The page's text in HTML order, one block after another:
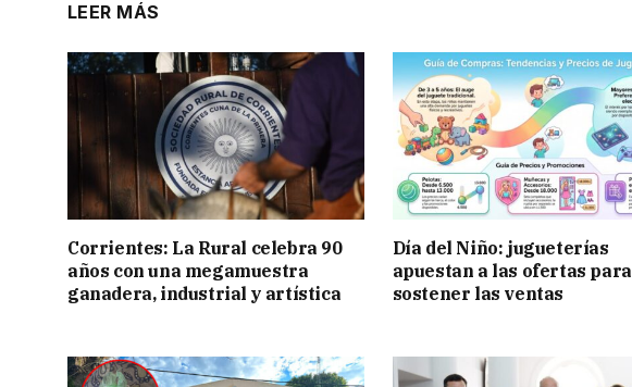
LEER MÁS
Corrientes: La Rural celebra 90
años con una megamuestra
ganadera, industrial y artística
Día del Niño: jugueterías
apuestan a las ofertas para
sostener las ventas